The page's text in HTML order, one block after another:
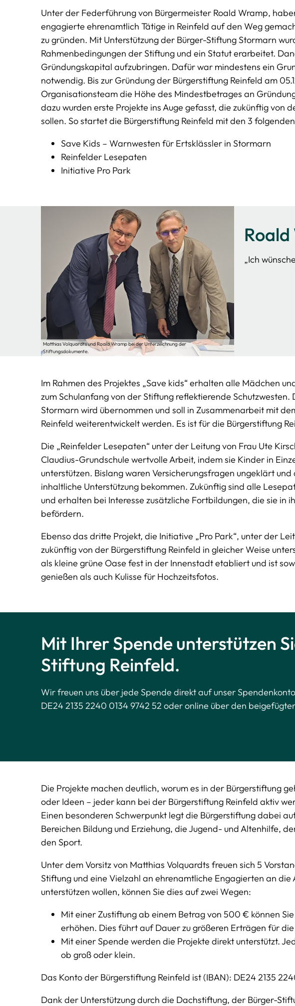
Unter der Federführung von Bürgermeister Roald Wramp,
engagierte ehrenamtlich Tätige in Reinfeld auf den Weg
zu gründen. Mit Unterstützung der Bürger-Stiftung Stormarn
Rahmenbedingungen der Stiftung und ein Statut erarbeitet.
Gründungskapital aufzubringen. Dafür war mindestens ein
notwendig. Bis zur Gründung der Bürgerstiftung Reinfeld am
Organisationsteam die Höhe des Mindestbetrages an
dazu wurden erste Projekte ins Auge gefasst, die zukünftig von
sollen. So startet die Bürgerstiftung Reinfeld mit den 3
Save Kids – Warnwesten für Ertsklässler in Stormarn
Reinfelder Lesepaten
Initiative Pro Park
Matthias Volquardts und Roald Wramp bei der Unterzeichnung der
Stiftungsdokumente.
„Ich
Im Rahmen des Projektes „Save kids“ erhalten alle Mädchen
zum Schulanfang von der Stiftung reflektierende Schutzwesten.
Stormarn wird übernommen und soll in Zusammenarbeit mit
Reinfeld weiterentwickelt werden. Es ist für die Bürgerstiftung
Die „Reinfelder Lesepaten“ unter der Leitung von Frau Ute
Claudius-Grundschule wertvolle Arbeit, indem sie Kinder in
unterstützen. Bislang waren Versicherungsfragen ungeklärt
inhaltliche Unterstützung bekommen. Zukünftig sind alle
und erhalten bei Interesse zusätzliche Fortbildungen, die sie in
befördern.
Ebenso das dritte Projekt, die Initiative „Pro Park“, unter der
zukünftig von der Bürgerstiftung Reinfeld in gleicher Weise
als kleine grüne Oase fest in der Innenstadt etabliert und ist
genießen als auch Kulisse für Hochzeitsfotos.
Mit Ihrer Spende unterstützen
Stiftung Reinfeld.
Wir freuen uns über jede Spende direkt auf unser
DE24 2135 2240 0134 9742 52 oder online über den
Die Projekte machen deutlich, worum es in der Bürgerstiftung
oder Ideen – jeder kann bei der Bürgerstiftung Reinfeld aktiv
Einen besonderen Schwerpunkt legt die Bürgerstiftung dabei
Bereichen Bildung und Erziehung, die Jugend- und Altenhilfe,
den Sport.
Unter dem Vorsitz von Matthias Volquardts freuen sich 5
Stiftung und eine Vielzahl an ehrenamtliche Engagierten an
unterstützen wollen, können Sie dies auf zwei Wegen:
Mit einer Zustiftung ab einem Betrag von 500 € können
erhöhen. Dies führt auf Dauer zu größeren Erträgen für
Mit einer Spende werden die Projekte direkt unterstützt.
ob groß oder klein.
Das Konto der Bürgerstiftung Reinfeld ist (IBAN): DE24 2135
Dank der Unterstützung durch die Dachstiftung, der Bürger-